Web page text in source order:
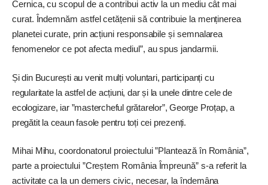
Cernica, cu scopul de a contribui activ la un mediu cât mai
curat. Îndemnăm astfel cetățenii să contribuie la menținerea
planetei curate, prin acțiuni responsabile și semnalarea
fenomenelor ce pot afecta mediul”, au spus jandarmii.
Și din București au venit mulți voluntari, participanți cu
regularitate la astfel de acțiuni, dar și la unele dintre cele de
ecologizare, iar ”mastercheful grătarelor”, George Proțap, a
pregătit la ceaun fasole pentru toți cei prezenți.
Mihai Mihu, coordonatorul proiectului ”Plantează în România”,
parte a proiectului ”Creștem România Împreună” s-a referit la
activitate ca la un demers civic, necesar, la îndemâna